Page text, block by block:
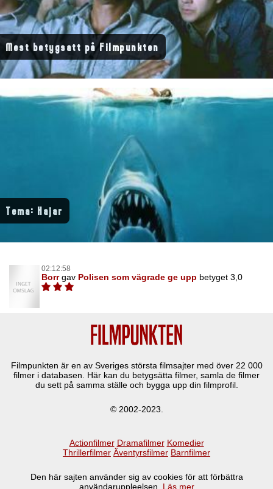
Mest betygsatt på Filmpunkten
Tema: Hajar
02:12:58
Borrgav Polisen som vägrade ge upp betyget 3,0
Filmpunkten är en av Sveriges största filmsajter med över 22 000
filmer i databasen. Här kan du betygsätta filmer, samla de filmer
du sett på samma ställe och bygga upp din filmprofil.
© 2002-2023.
Actionfilmer Dramafilmer Komedier
Thrillerfilmer Äventyrsfilmer Barnfilmer
Den här sajten använder sig av cookies för att förbättra
användaruppleelsen. Läs mer